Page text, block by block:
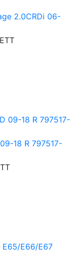
2.0CRDi 06-
18 R 797517-